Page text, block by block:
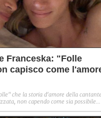
Franceska: "Folle
capisco come
che la storia d'amore della
non capendo come sia possibile